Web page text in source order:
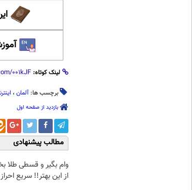
لینک کوتاه:
برچسب ها: آلمان ،
بازدید از صفحه اول
مطالب پیشنهادی
وام بگیر و قسطی طلا
از این بهتر!! سریع